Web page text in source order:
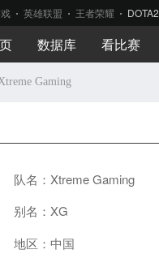
英雄联盟 王者荣耀 DOTA2
数据库 看比赛
Gaming
队名：Xtreme Gaming
别名：XG
地区：中国